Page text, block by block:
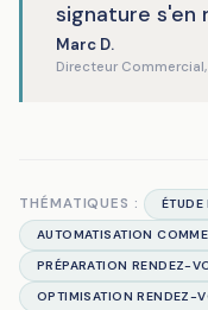
signature s'en
Marc D.
Directeur
THÉMATIQUES :
AUTOMATISATION
PRÉPARATION RENDEZ-
OPTIMISATION RENDEZ-